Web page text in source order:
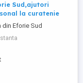
Sud,ajutori
la curatenie
din Eforie Sud